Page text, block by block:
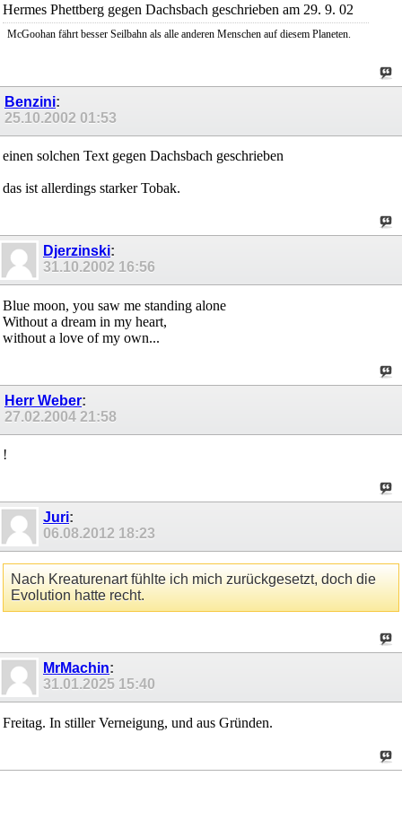
Hermes Phettberg gegen Dachsbach geschrieben am 29. 9. 02
McGoohan fährt besser Seilbahn als alle anderen Menschen auf diesem Planeten.
Benzini:
25.10.2002 01:53
einen solchen Text gegen Dachsbach geschrieben
das ist allerdings starker Tobak.
Djerzinski:
31.10.2002 16:56
Blue moon, you saw me standing alone
Without a dream in my heart,
without a love of my own...
Herr Weber:
27.02.2004 21:58
!
Juri:
06.08.2012 18:23
Nach Kreaturenart fühlte ich mich zurückgesetzt, doch die
Evolution hatte recht.
MrMachin:
31.01.2025 15:40
Freitag. In stiller Verneigung, und aus Gründen.